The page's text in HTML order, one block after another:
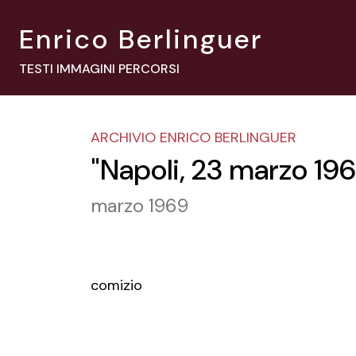
Enrico Berlinguer
TESTI IMMAGINI PERCORSI
ARCHIVIO ENRICO BERLINGUER
"Napoli, 23 marzo
marzo 1969
comizio